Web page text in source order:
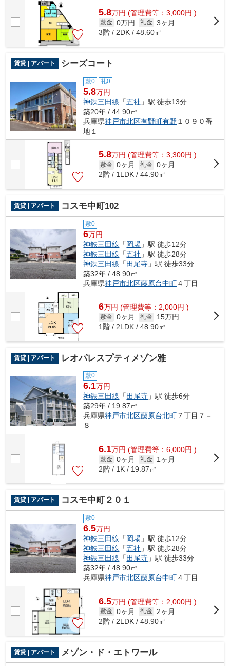
5.8万円 (管理費等：3,000円 )
敷金 0万円 礼金 3ヶ月
3階 / 2DK / 48.60㎡
賃貸 | アパート シーズコート
敷0 礼0
5.8万円
神鉄三田線 「五社 」駅 徒歩13分
築20年 / 44.90㎡
兵庫県神戸市北区有野町有野 １０９０番
地１
5.8万円 (管理費等：3,300円 )
敷金 0ヶ月 礼金 0ヶ月
2階 / 1LDK / 44.90㎡
賃貸 | アパート コスモ中町102
敷0
6万円
神鉄三田線 「岡場 」駅 徒歩12分
神鉄三田線 「五社 」駅 徒歩28分
神鉄三田線 「 田尾寺 」駅 徒歩33分
築32年 / 48.90㎡
兵庫県神戸市北区藤原台中町４丁目
6万円 (管理費等：2,000円 )
敷金 0ヶ月 礼金
15万円
1階 / 2LDK / 48.90㎡
賃貸 | アパート レオパレスプティメゾン雅
敷0
6.1万円
神鉄三田線 「 田尾寺 」駅 徒歩6分
築29年 / 19.87㎡
兵庫県神戸市北区藤原台北町 ７丁目７－
８
6.1万円 (管理費等：6,000円 )
敷金 0ヶ月 礼金
1ヶ月
2階 / 1K / 19.87㎡
賃貸 | アパート コスモ中町２０１
敷0
6.5万円
神鉄三田線 「岡場 」駅 徒歩12分
神鉄三田線 「五社 」駅 徒歩28分
神鉄三田線 「 田尾寺 」駅 徒歩33分
築32年 / 48.90㎡
兵庫県神戸市北区藤原台中町４丁目
6.5万円 (管理費等：2,000円 )
敷金 0ヶ月 礼金
2ヶ月
2階 / 2LDK / 48.90㎡
賃貸 | アパート メゾン・ド・エトワール